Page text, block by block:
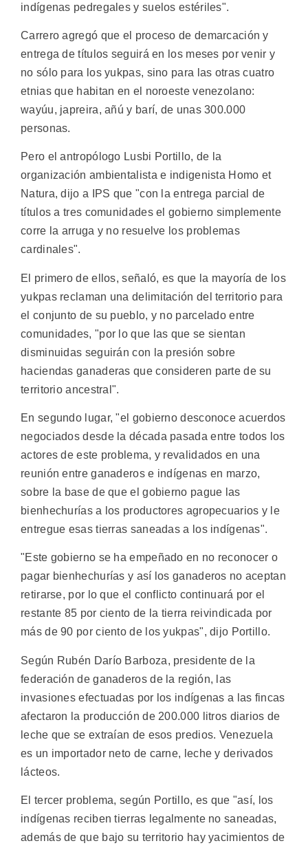
indígenas pedregales y suelos estériles".
Carrero agregó que el proceso de demarcación y
entrega de títulos seguirá en los meses por venir y
no sólo para los yukpas, sino para las otras cuatro
etnias que habitan en el noroeste venezolano:
wayúu, japreira, añú y barí, de unas 300.000
personas.
Pero el antropólogo Lusbi Portillo, de la
organización ambientalista e indigenista Homo et
Natura, dijo a IPS que "con la entrega parcial de
títulos a tres comunidades el gobierno simplemente
corre la arruga y no resuelve los problemas
cardinales".
El primero de ellos, señaló, es que la mayoría de los
yukpas reclaman una delimitación del territorio para
el conjunto de su pueblo, y no parcelado entre
comunidades, "por lo que las que se sientan
disminuidas seguirán con la presión sobre
haciendas ganaderas que consideren parte de su
territorio ancestral".
En segundo lugar, "el gobierno desconoce acuerdos
negociados desde la década pasada entre todos los
actores de este problema, y revalidados en una
reunión entre ganaderos e indígenas en marzo,
sobre la base de que el gobierno pague las
bienhechurías a los productores agropecuarios y le
entregue esas tierras saneadas a los indígenas".
"Este gobierno se ha empeñado en no reconocer o
pagar bienhechurías y así los ganaderos no aceptan
retirarse, por lo que el conflicto continuará por el
restante 85 por ciento de la tierra reivindicada por
más de 90 por ciento de los yukpas", dijo Portillo.
Según Rubén Darío Barboza, presidente de la
federación de ganaderos de la región, las
invasiones efectuadas por los indígenas a las fincas
afectaron la producción de 200.000 litros diarios de
leche que se extraían de esos predios. Venezuela
es un importador neto de carne, leche y derivados
lácteos.
El tercer problema, según Portillo, es que "así, los
indígenas reciben tierras legalmente no saneadas,
además de que bajo su territorio hay yacimientos de